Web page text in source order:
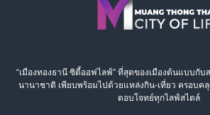
“เมืองทองธานี ซิตี้ออฟไลฟ์” ที่สุดของเมืองต้นแบบกั
นานาชาติ เพียบพร้อมไปด้วยแหล่งกิน-เที่ยว ครอบค
ตอบโจทย์ทุกไลฟ์สไตล์